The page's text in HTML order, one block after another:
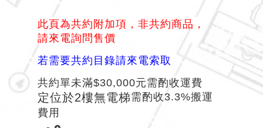
此頁為共約附加項，非共約商品，
請來電詢問售價
若需要共約目錄請來電索取
共約單未滿$30,000元需酌收運費
定位於2樓無電梯需酌收3.3%搬運
費用